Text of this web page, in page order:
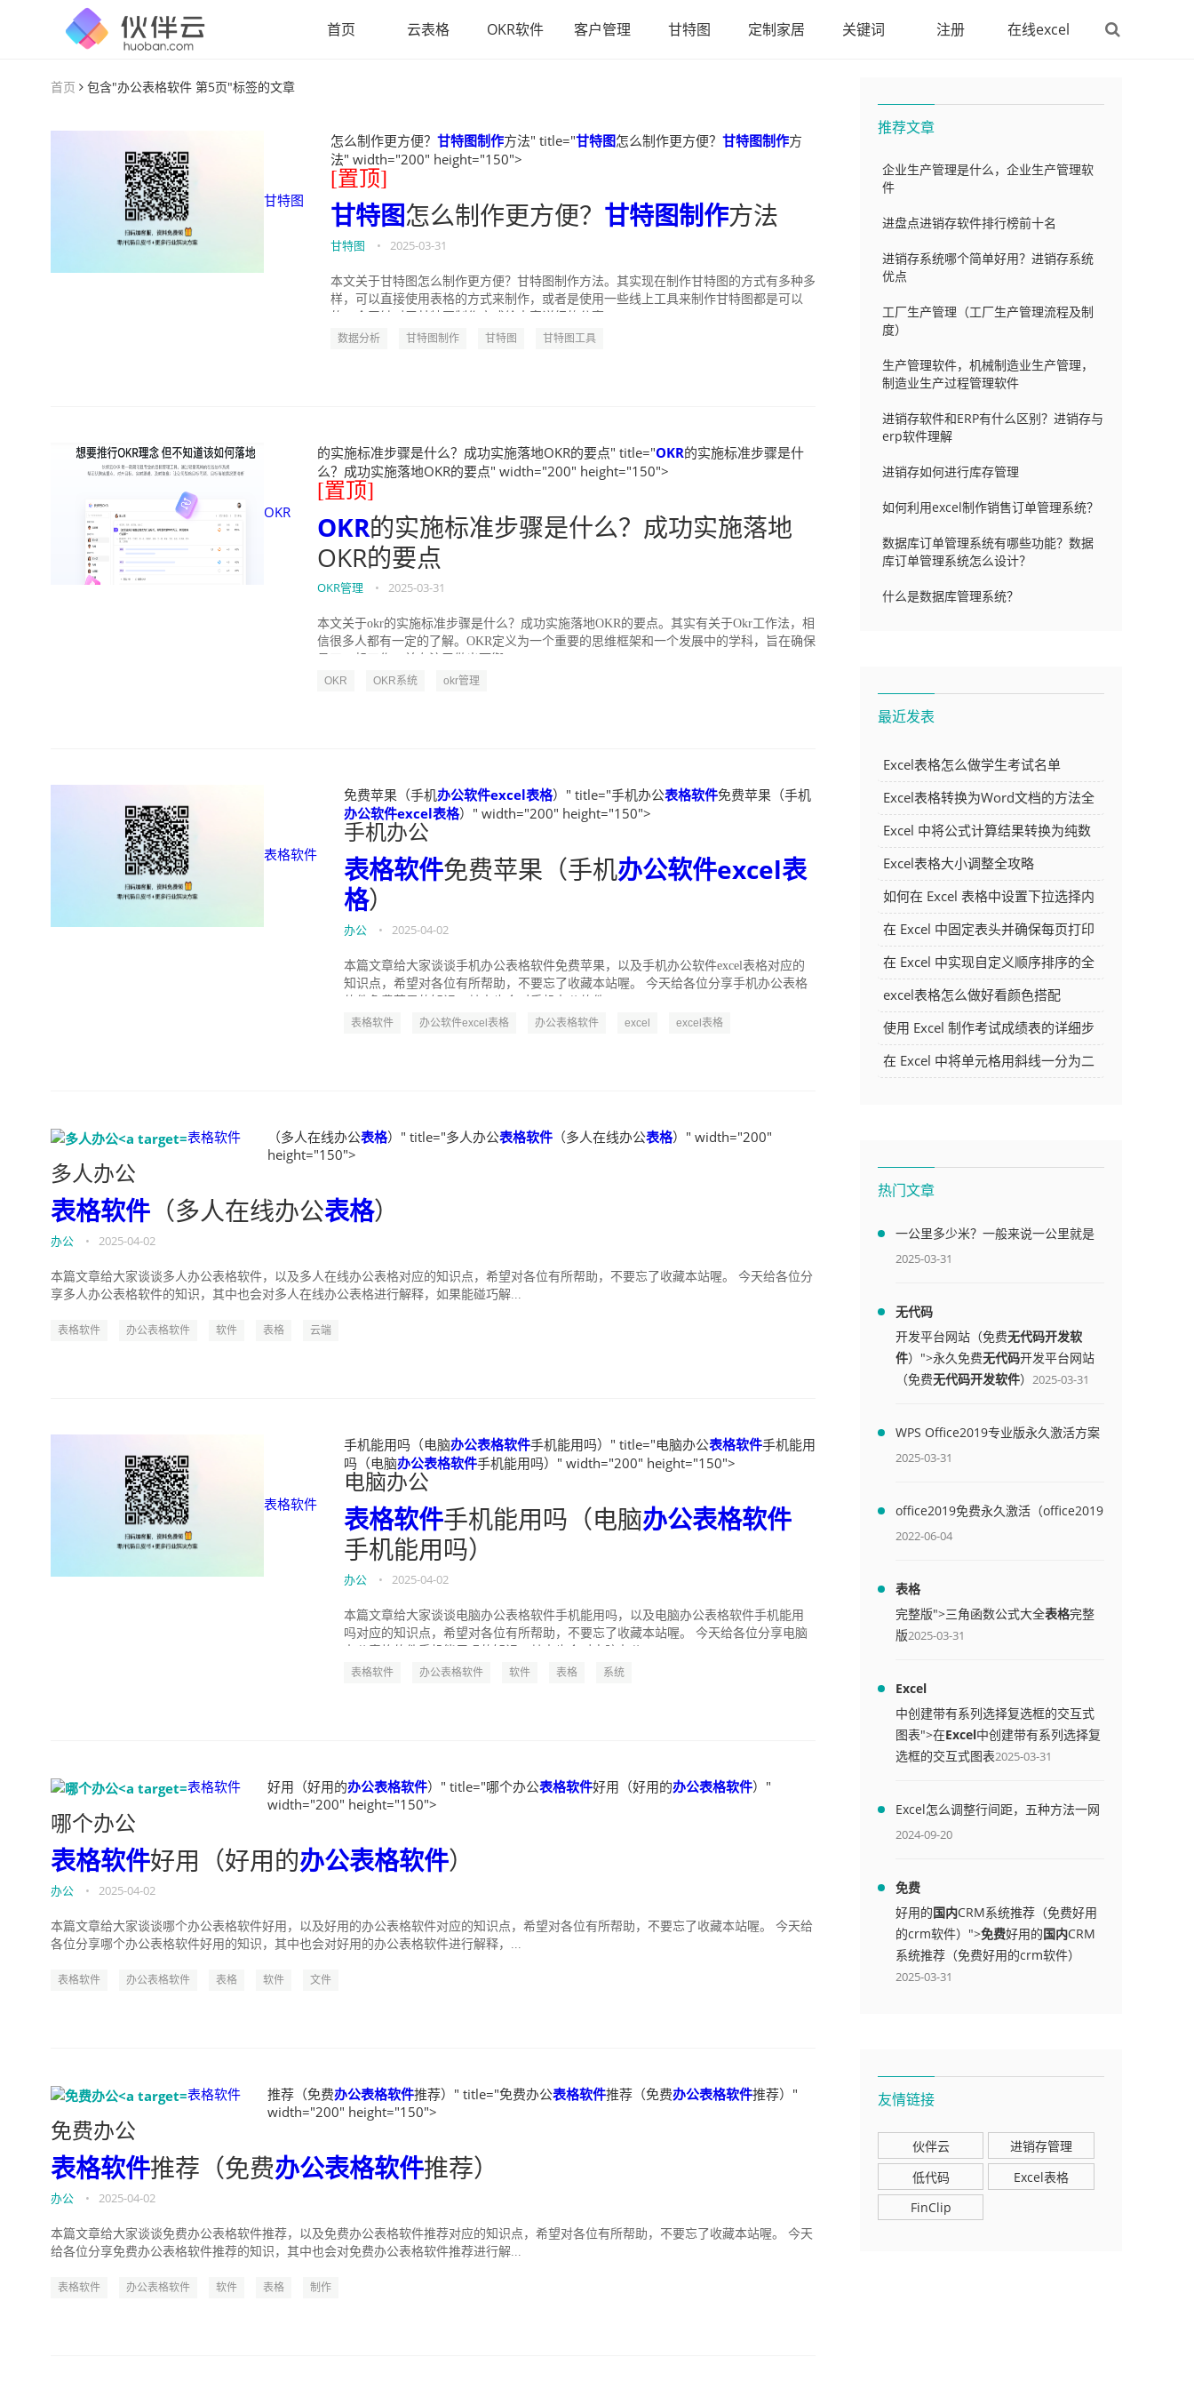
首页 云表格 OKR软件 客户管理 甘特图 定制家居 关键词 注册 在线excel
首页 包含"办公表格软件 第5页"标签的文章
甘特图
怎么制作更方便？ 甘特图制作方法" title="甘特图怎么制作更方便？ 甘特图制作方
法" width="200" height="150">
[置顶]
甘特图怎么制作更方便？ 甘特图制作方法
甘特图 • 2025-03-31
本文关于甘特图怎么制作更方便？甘特图制作方法。其实现在制作甘特图的方式有多种多
样，可以直接使用表格的方式来制作，或者是使用一些线上工具来制作甘特图都是可以
数据分析 甘特图制作 甘特图 甘特图工具
OKR
的实施标准步骤是什么？成功实施落地OKR的要点" title="OKR的实施标准步骤是什
么？成功实施落地OKR的要点" width="200" height="150">
[置顶]
OKR的实施标准步骤是什么？成功实施落地
OKR的要点
OKR管理 • 2025-03-31
本文关于okr的实施标准步骤是什么？成功实施落地OKR的要点。其实有关于Okr工作法，相
信很多人都有一定的了解。OKR定义为一个重要的思维框架和一个发展中的学科，旨在确保
OKR OKR系统 okr管理
表格软件
免费苹果（手机办公软件excel表格）" title="手机办公表格软件免费苹果（手机
办公软件excel表格）" width="200" height="150">
手机办公
表格软件免费苹果（手机办公软件excel表
格）
办公 • 2025-04-02
本篇文章给大家谈谈手机办公表格软件免费苹果，以及手机办公软件excel表格对应的
知识点，希望对各位有所帮助，不要忘了收藏本站喔。 今天给各位分享手机办公表格
表格软件 办公软件excel表格 办公表格软件 excel excel表格
表格软件 （多人在线办公表格）" title="多人办公表格软件 （多人在线办公表格）" width="200"
height="150">
多人办公
表格软件 （多人在线办公表格）
办公 • 2025-04-02
本篇文章给大家谈谈多人办公表格软件，以及多人在线办公表格对应的知识点，希望对各位有所帮助，不要忘了收藏本站喔。 今天给各位分
享多人办公表格软件的知识，其中也会对多人在线办公表格进行解释，如果能碰巧解...
表格软件 办公表格软件 软件 表格 云端
表格软件
手机能用吗（电脑办公表格软件手机能用吗）" title="电脑办公表格软件手机能用
吗（电脑办公表格软件手机能用吗）" width="200" height="150">
电脑办公
表格软件手机能用吗（电脑办公表格软件
手机能用吗）
办公 • 2025-04-02
本篇文章给大家谈谈电脑办公表格软件手机能用吗，以及电脑办公表格软件手机能用
吗对应的知识点，希望对各位有所帮助，不要忘了收藏本站喔。 今天给各位分享电脑
表格软件 办公表格软件 软件 表格 系统
表格软件 好用（好用的办公表格软件）" title="哪个办公表格软件好用（好用的办公表格软件）"
width="200" height="150">
哪个办公
表格软件好用（好用的办公表格软件）
办公 • 2025-04-02
本篇文章给大家谈谈哪个办公表格软件好用，以及好用的办公表格软件对应的知识点，希望对各位有所帮助，不要忘了收藏本站喔。 今天给
各位分享哪个办公表格软件好用的知识，其中也会对好用的办公表格软件进行解释，...
表格软件 办公表格软件 表格 软件 文件
表格软件 推荐（免费办公表格软件推荐）" title="免费办公表格软件推荐（免费办公表格软件推荐）"
width="200" height="150">
免费办公
表格软件推荐（免费办公表格软件推荐）
办公 • 2025-04-02
本篇文章给大家谈谈免费办公表格软件推荐，以及免费办公表格软件推荐对应的知识点，希望对各位有所帮助，不要忘了收藏本站喔。 今天
给各位分享免费办公表格软件推荐的知识，其中也会对免费办公表格软件推荐进行解...
表格软件 办公表格软件 软件 表格 制作
推荐文章
企业生产管理是什么，企业生产管理软
件
进盘点进销存软件排行榜前十名
进销存系统哪个简单好用？进销存系统
优点
工厂生产管理（工厂生产管理流程及制
度）
生产管理软件，机械制造业生产管理，
制造业生产过程管理软件
进销存软件和ERP有什么区别？进销存与
erp软件理解
进销存如何进行库存管理
如何利用excel制作销售订单管理系统？
数据库订单管理系统有哪些功能？数据
库订单管理系统怎么设计？
什么是数据库管理系统？
最近发表
Excel表格怎么做学生考试名单
Excel表格转换为Word文档的方法全
解析
Excel 中将公式计算结果转换为纯数
字的多种方法
Excel表格大小调整全攻略
如何在 Excel 表格中设置下拉选择内
容
在 Excel 中固定表头并确保每页打印
时都显示表头的方法详解
在 Excel 中实现自定义顺序排序的全
面指南
excel表格怎么做好看颜色搭配
使用 Excel 制作考试成绩表的详细步
骤及技巧
在 Excel 中将单元格用斜线一分为二
热门文章
一公里多少米？一般来说一公里就是
1000米
2025-03-31
无代码
开发平台网站（免费无代码开发软
件）">永久免费无代码开发平台网站
（免费无代码开发软件） 2025-03-31
WPS Office2019专业版永久激活方案
(附终身授权序列号)
2025-03-31
office2019免费永久激活（office2019
免费永久激活码）
2022-06-04
表格
完整版">三角函数公式大全表格完整
版2025-03-31
Excel
中创建带有系列选择复选框的交互式
图表">在Excel中创建带有系列选择复
选框的交互式图表2025-03-31
Excel怎么调整行间距，五种方法一网
打尽
2024-09-20
免费
好用的国内CRM系统推荐（免费好用
的crm软件）">免费好用的国内CRM
系统推荐（免费好用的crm软件）
2025-03-31
友情链接
伙伴云
进销存管理
低代码
Excel表格
FinClip